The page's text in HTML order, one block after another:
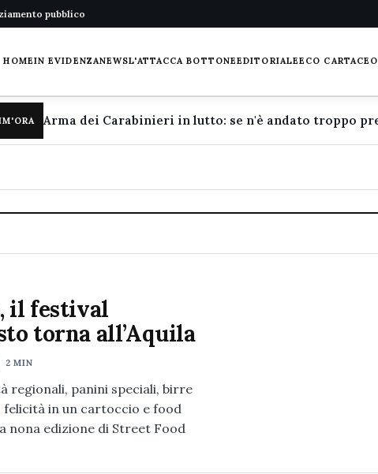
pubblico
HOMEIN EVIDENZANEWSL'ATTACCA BOTTONEEDITORIALEECO CARTACEO
il festival
torna all’Aquila
2 MIN
regionali, panini speciali, birre
in un cartoccio e food
nona edizione di Street Food